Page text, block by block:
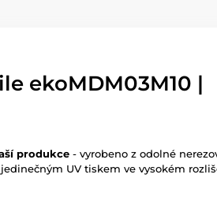
ekoMDM03M10 |
produkce - vyrobeno z odolné
UV tiskem ve vysokém